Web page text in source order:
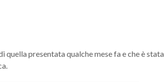
presentata qualche mese fa e che è stata